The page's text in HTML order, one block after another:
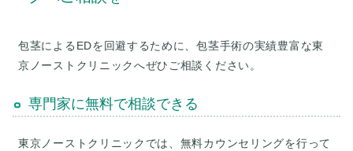
包茎によるEDを回避するために、包茎手術の実績豊富な東
京ノーストクリニックへぜひご相談ください。
専門家に無料で相談できる
東京ノーストクリニックでは、無料カウンセリングを行って